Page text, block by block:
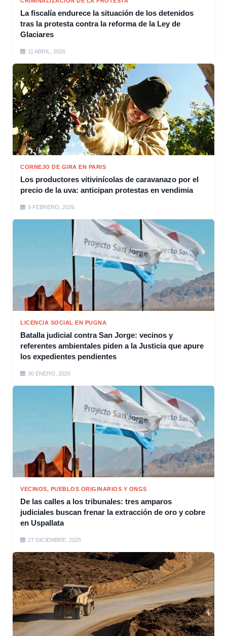
La fiscalía endurece la situación de los detenidos
tras la protesta contra la reforma de la Ley de
Glaciares
11 ABRIL, 2026
CORNEJO DE GIRA EN PARIS
Los productores vitivinícolas de caravanazo por el
precio de la uva: anticipan protestas en vendimia
9 FEBRERO, 2026
LICENCIA SOCIAL EN PUGNA
Batalla judicial contra San Jorge: vecinos y
referentes ambientales piden a la Justicia que apure
los expedientes pendientes
30 ENERO, 2026
VECINOS, PUEBLOS ORIGINARIOS Y ONGS
De las calles a los tribunales: tres amparos
judiciales buscan frenar la extracción de oro y cobre
en Uspallata
27 DICIEMBRE, 2025